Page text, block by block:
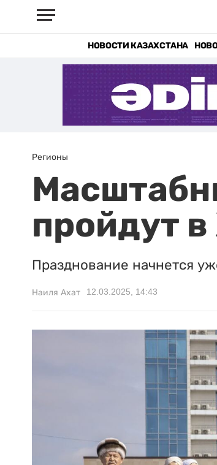
НОВОСТИ КАЗАХСТАНА
Регионы
пройдут
Празднование начнется
Наиля Ахат 12.03.2025, 14:43